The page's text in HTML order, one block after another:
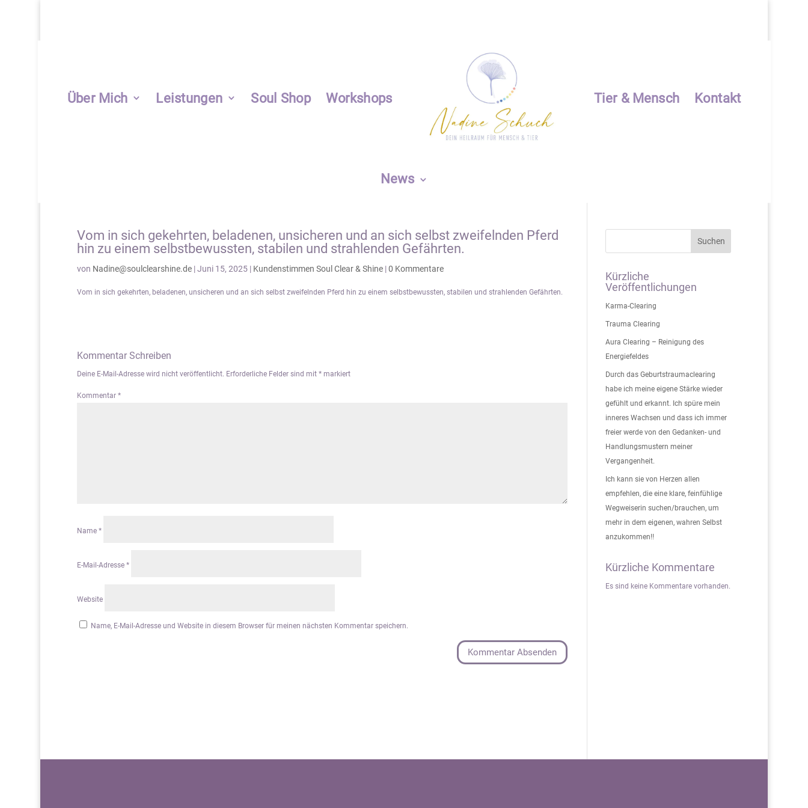
Über Mich Leistungen Soul Shop Workshops Tier & Mensch Kontakt
News
Vom in sich gekehrten, beladenen, unsicheren und an sich selbst zweifelnden Pferd
hin zu einem selbstbewussten, stabilen und strahlenden Gefährten.
von Nadine@soulclearshine.de|Juni 15, 2025| Kundenstimmen Soul Clear & Shine|0 Kommentare
Vom in sich gekehrten, beladenen, unsicheren und an sich selbst zweifelnden Pferd hin zu einem selbstbewussten, stabilen und strahlenden Gefährten.
Kommentar Schreiben
Deine E-Mail-Adresse wird nicht veröffentlicht. Erforderliche Felder sind mit *markiert
Kommentar *
Name *
E-Mail-Adresse *
Website
Name, E-Mail-Adresse und Website in diesem Browser für meinen nächsten Kommentar speichern.
Suchen
Kürzliche
Veröffentlichungen
Karma-Clearing
Trauma Clearing
Aura Clearing – Reinigung des
Energiefeldes
Durch das Geburtstraumaclearing
habe ich meine eigene Stärke wieder
gefühlt und erkannt. Ich spüre mein
inneres Wachsen und dass ich immer
freier werde von den Gedanken- und
Handlungsmustern meiner
Vergangenheit.
Ich kann sie von Herzen allen
empfehlen, die eine klare, feinfühlige
Wegweiserin suchen/brauchen, um
mehr in dem eigenen, wahren Selbst
anzukommen!!
Kürzliche Kommentare
Es sind keine Kommentare vorhanden.